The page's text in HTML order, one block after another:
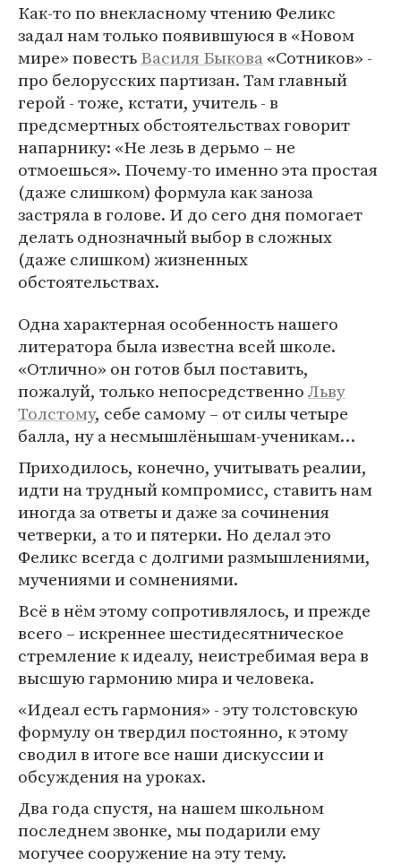
Как-то по внекласному чтению Феликс
задал нам только появившуюся в «Новом
мире» повестьВасиля Быкова«Сотников» -
про белорусских партизан. Там главный
герой - тоже, кстати, учитель - в
предсмертных обстоятельствах говорит
напарнику: «Не лезь в дерьмо – не
отмоешься». Почему-то именно эта простая
(даже слишком) формула как заноза
застряла в голове. И до сего дня помогает
делать однозначный выбор в сложных
(даже слишком) жизненных
обстоятельствах.
Одна характерная особенность нашего
литератора была известна всей школе.
«Отлично» он готов был поставить,
пожалуй, только непосредственноЛьву
Толстому, себе самому – от силы четыре
балла, ну а несмышлёнышам-ученикам…
Приходилось, конечно, учитывать реалии,
идти на трудный компромисс, ставить нам
иногда за ответы и даже за сочинения
четверки, а то и пятерки. Но делал это
Феликс всегда с долгими размышлениями,
мучениями и сомнениями.
Всё в нём этому сопротивлялось, и прежде
всего – искреннее шестидесятническое
стремление к идеалу, неистребимая вера в
высшую гармонию мира и человека.
«Идеал есть гармония» - эту толстовскую
формулу он твердил постоянно, к этому
сводил в итоге все наши дискуссии и
обсуждения на уроках.
Два года спустя, на нашем школьном
последнем звонке, мы подарили ему
могучее сооружение на эту тему.